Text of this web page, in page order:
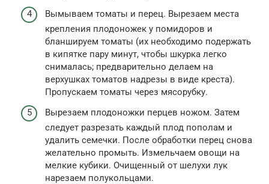
Вымываем томаты и перец. Вырезаем места
крепления плодоножек у помидоров и
бланшируем томаты (их необходимо подержать
в кипятке пару минут, чтобы шкурка легко
снималась; предварительно делаем на
верхушках томатов надрезы в виде креста).
Пропускаем томаты через мясорубку.
Вырезаем плодоножки перцев ножом. Затем
следует разрезать каждый плод пополам и
удалить семечки. После обработки перец снова
желательно промыть. Измельчаем овощи на
мелкие кубики. Очищенный от шелухи лук
нарезаем полукольцами.